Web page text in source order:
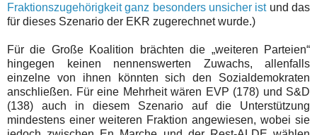
Fraktionszugehörigkeit ganz besonders unsicher istund das
für dieses Szenario der EKR zugerechnet wurde.)
Für die Große Koalition brächten die „weiteren Parteien“
hingegen keinen nennenswerten Zuwachs, allenfalls
einzelne von ihnen könnten sich den Sozialdemokraten
anschließen. Für eine Mehrheit wären EVP (178) und S&D
(138) auch in diesem Szenario auf die Unterstützung
mindestens einer weiteren Fraktion angewiesen, wobei sie